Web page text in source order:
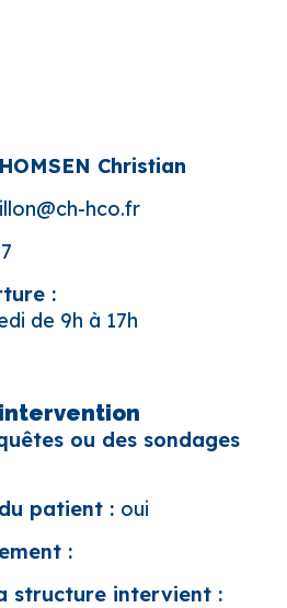
Christian
hco.fr
:
de 9h à 17h
ou des sondages
patient : oui
:
structure intervient :